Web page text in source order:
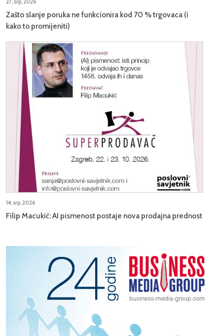
27, srp, 2026
Zašto slanje poruka ne funkcionira kod 70 % trgovaca (i
kako to promijeniti)
14, srp, 2026
Filip Macukić: AI pismenost postaje nova prodajna prednost